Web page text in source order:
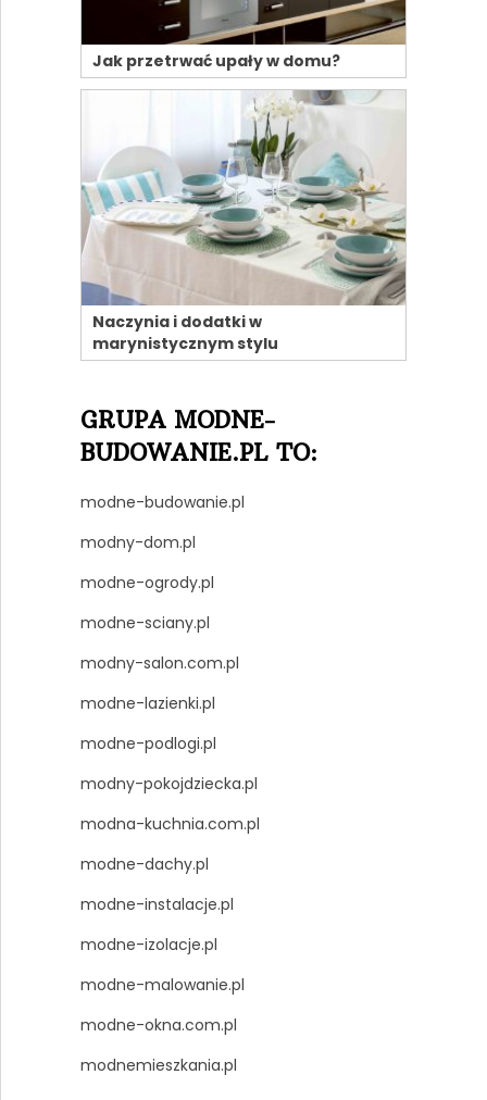
Jak przetrwać upały w domu?
Naczynia i dodatki w
marynistycznym stylu
GRUPA MODNE-
BUDOWANIE.PL TO:
modne-budowanie.pl
modny-dom.pl
modne-ogrody.pl
modne-sciany.pl
modny-salon.com.pl
modne-lazienki.pl
modne-podlogi.pl
modny-pokojdziecka.pl
modna-kuchnia.com.pl
modne-dachy.pl
modne-instalacje.pl
modne-izolacje.pl
modne-malowanie.pl
modne-okna.com.pl
modnemieszkania.pl